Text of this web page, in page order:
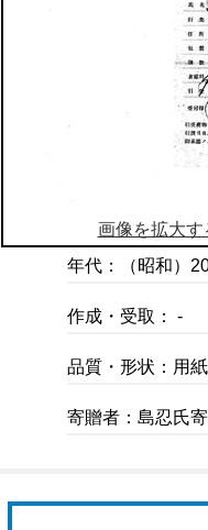
画像を拡大す
年代：（昭和）
作成・受取： -
品質・形状：用
寄贈者：島忍氏